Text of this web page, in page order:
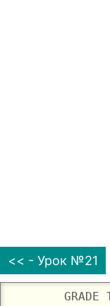
<< - Урок №21